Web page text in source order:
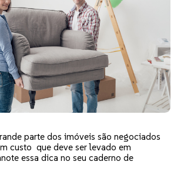
parte dos imóveis são negociados
custo que deve ser levado em
essa dica no seu caderno de